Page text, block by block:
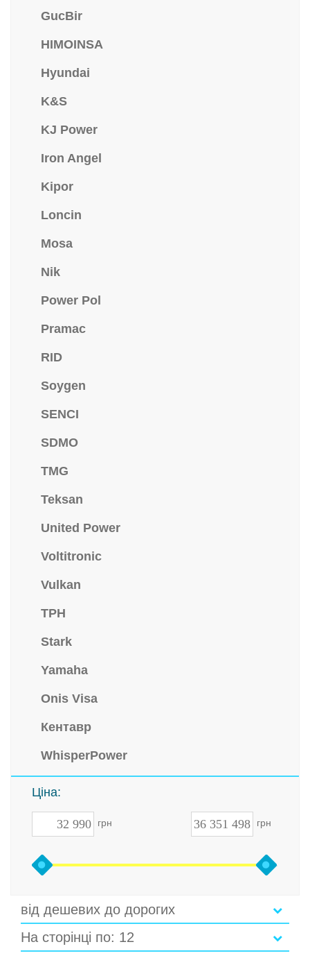
GucBir
HIMOINSA
Hyundai
K&S
KJ Power
Iron Angel
Kipor
Loncin
Mosa
Nik
Power Pol
Pramac
RID
Soygen
SENCI
SDMO
TMG
Teksan
United Power
Voltitronic
Vulkan
TPH
Stark
Yamaha
Onis Visa
Кентавр
WhisperPower
Ціна:
грн грн
від дешевих до дорогих
На сторінці по: 12